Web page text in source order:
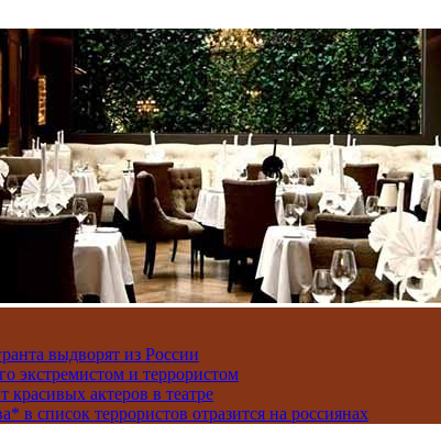
выдворят из России
экстремистом и террористом
актеров в театре
в список террористов отразится на россиянах